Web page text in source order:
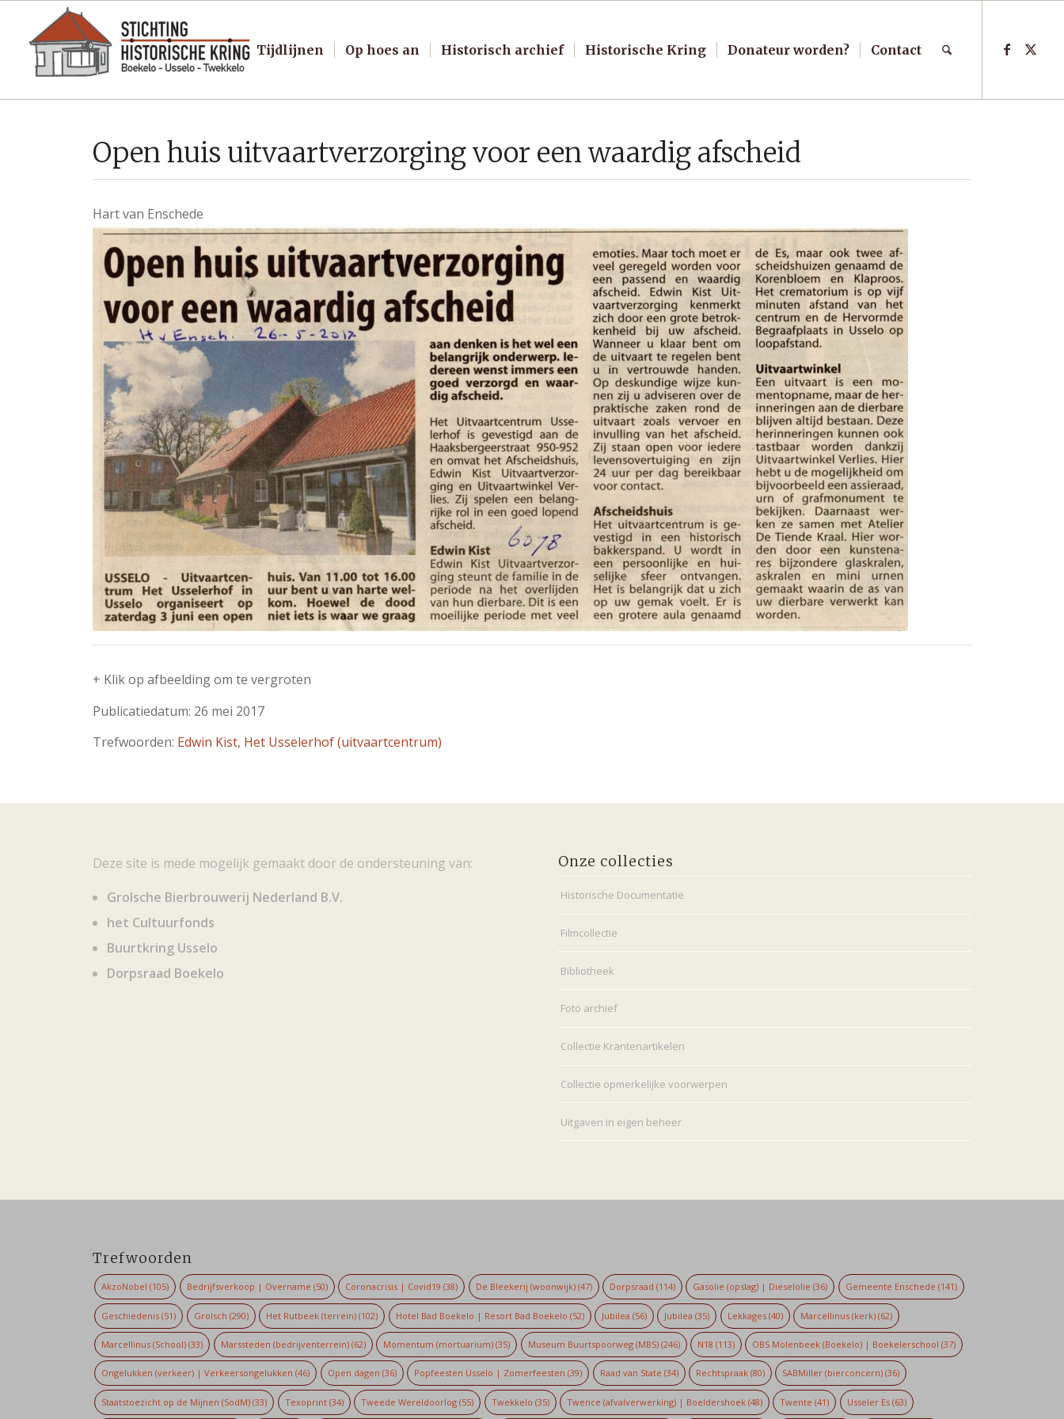
Tijdlijnen Op hoes an Historisch archief Historische Kring Donateur worden? Contact
Open huis uitvaartverzorging voor een waardig afscheid
Hart van Enschede
+ Klik op afbeelding om te vergroten
Publicatiedatum: 26 mei 2017
Trefwoorden: Edwin Kist, Het Usselerhof (uitvaartcentrum)
Deze site is mede mogelijk gemaakt door de ondersteuning van:
Grolsche Bierbrouwerij Nederland B.V.
het Cultuurfonds
Buurtkring Usselo
Dorpsraad Boekelo
Onze collecties
Historische Documentatie
Filmcollectie
Bibliotheek
Foto archief
Collectie Krantenartikelen
Collectie opmerkelijke voorwerpen
Uitgaven in eigen beheer
Trefwoorden
AkzoNobel (105) Bedrijfsverkoop | Overname (50) Coronacrisis | Covid19 (38) De Bleekerij (woonwijk)(47) Dorpsraad (114) Gasolie (opslag) | Dieselolie (36) Gemeente Enschede (141)
Geschiedenis (51) Grolsch (290) Het Rutbeek (terrein) (102) Hotel Bad Boekelo | Resort Bad Boekelo (52) Jubilea (56) Jubilea (35) Lekkages(40) Marcellinus (kerk) (62)
Marcellinus (School) (33) Marssteden (bedrijventerrein)(62) Momentum (mortuarium) (35) Museum Buurtspoorweg (MBS)(246) N18 (113) OBS Molenbeek (Boekelo) | Boekelerschool (37)
Ongelukken (verkeer) | Verkeersongelukken (46) Open dagen (36) Popfeesten Usselo | Zomerfeesten (39) Raad van State (34) Rechtspraak(80) SABMiller (bierconcern) (36)
Staatstoezicht op de Mijnen (SodM) (33) Texoprint(34) Tweede Wereldoorlog (55) Twekkelo (35) Twence (afvalverwerking) | Boeldershoek(48) Twente (41) Usseler Es(63)